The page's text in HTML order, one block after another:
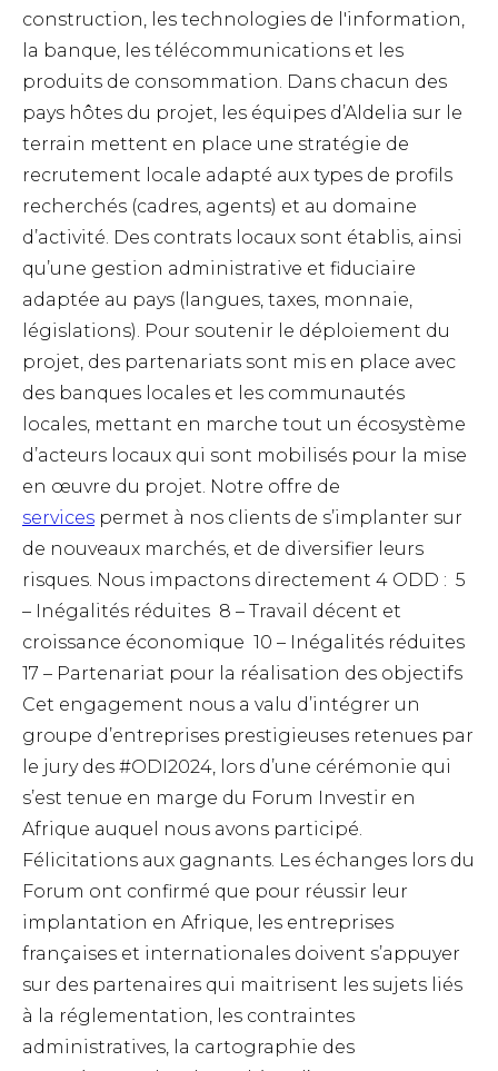
construction, les technologies de l'information,
la banque, les télécommunications et les
produits de consommation. Dans chacun des
pays hôtes du projet, les équipes d’Aldelia sur le
terrain mettent en place une stratégie de
recrutement locale adapté aux types de profils
recherchés (cadres, agents) et au domaine
d’activité. Des contrats locaux sont établis, ainsi
qu’une gestion administrative et fiduciaire
adaptée au pays (langues, taxes, monnaie,
législations). Pour soutenir le déploiement du
projet, des partenariats sont mis en place avec
des banques locales et les communautés
locales, mettant en marche tout un écosystème
d’acteurs locaux qui sont mobilisés pour la mise
en œuvre du projet. Notre offre de
services permet à nos clients de s’implanter sur
de nouveaux marchés, et de diversifier leurs
risques. Nous impactons directement 4 ODD : 5
– Inégalités réduites 8 – Travail décent et
croissance économique 10 – Inégalités réduites
17 – Partenariat pour la réalisation des objectifs
Cet engagement nous a valu d’intégrer un
groupe d’entreprises prestigieuses retenues par
le jury des #ODI2024, lors d’une cérémonie qui
s’est tenue en marge du Forum Investir en
Afrique auquel nous avons participé.
Félicitations aux gagnants. Les échanges lors du
Forum ont confirmé que pour réussir leur
implantation en Afrique, les entreprises
françaises et internationales doivent s’appuyer
sur des partenaires qui maitrisent les sujets liés
à la réglementation, les contraintes
administratives, la cartographie des